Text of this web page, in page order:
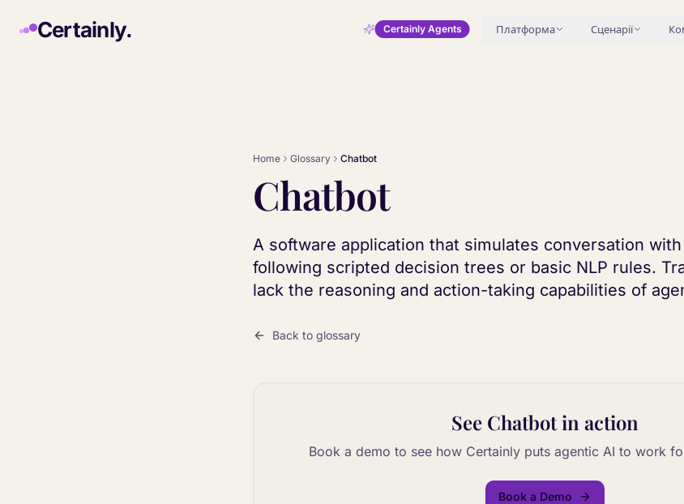
Certainly. Certainly Agents Платформа Сценарії
Home Glossary Chatbot
Chatbot
A software application that simulates conversation
following scripted decision trees or basic NLP rules.
lack the reasoning and action-taking capabilities of
Back to glossary
See Chatbotin action
Book a demo to see how Certainly puts agentic AI to work
Book a Demo